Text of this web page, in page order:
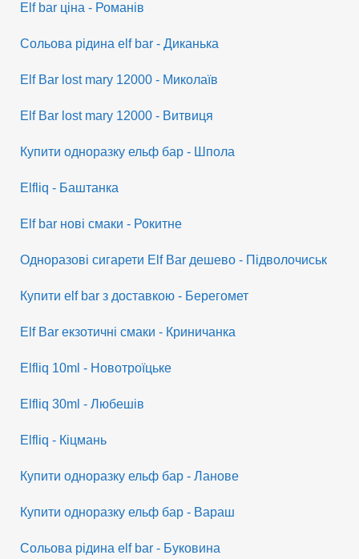
Elf bar ціна - Романів
Сольова рідина elf bar - Диканька
Elf Bar lost mary 12000 - Миколаїв
Elf Bar lost mary 12000 - Витвиця
Купити одноразку ельф бар - Шпола
Elfliq - Баштанка
Elf bar нові смаки - Рокитне
Одноразові сигарети Elf Bar дешево - Підволочиськ
Купити elf bar з доставкою - Берегомет
Elf Bar екзотичні смаки - Криничанка
Elfliq 10ml - Новотроїцьке
Elfliq 30ml - Любешів
Elfliq - Кіцмань
Купити одноразку ельф бар - Ланове
Купити одноразку ельф бар - Вараш
Сольова рідина elf bar - Буковина